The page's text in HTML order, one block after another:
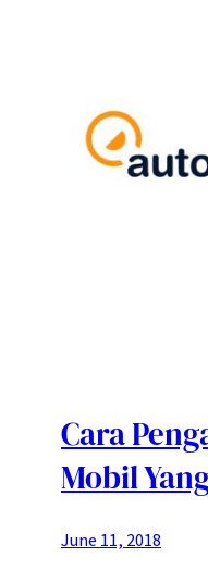
Cara
Mobil
June 11, 2018